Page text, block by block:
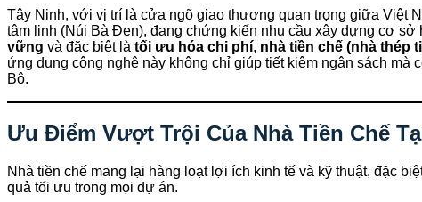
Tây Ninh, với vị trí là cửa ngõ giao thương quan trọng giữa Việt
tâm linh (Núi Bà Đen), đang chứng kiến nhu cầu xây dựng cơ
vững và đặc biệt là tối ưu hóa chi phí, nhà tiền chế (nhà thép
ứng dụng công nghệ này không chỉ giúp tiết kiệm ngân sách
Bộ.
Ưu Điểm Vượt Trội Của Nhà Tiền Chế
Nhà tiền chế mang lại hàng loạt lợi ích kinh tế và kỹ thuật, đặc
quả tối ưu trong mọi dự án.